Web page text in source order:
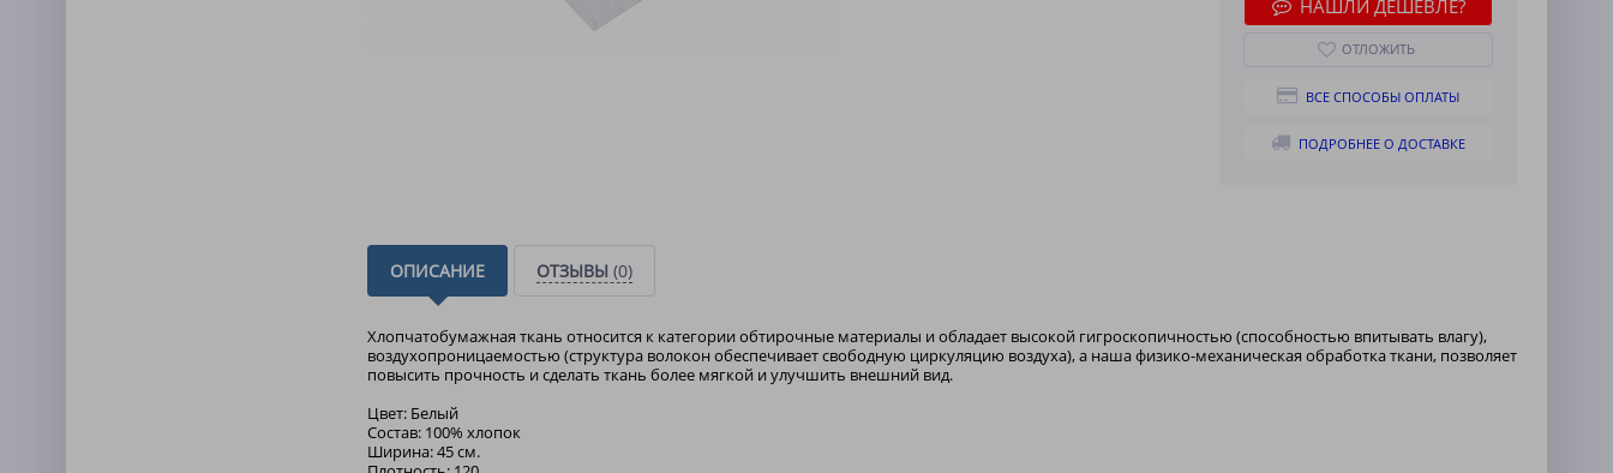
НАШЛИ ДЕШЕВЛЕ?
ОТЛОЖИТЬ
ВСЕ СПОСОБЫ ОПЛАТЫ
ПОДРОБНЕЕ О ДОСТАВКЕ
ОПИСАНИЕ ОТЗЫВЫ (0)
Хлопчатобумажная ткань относится к категории обтирочные материалы и обладает высокой гигроскопичностью (способностью впитывать влагу),
воздухопроницаемостью (структура волокон обеспечивает свободную циркуляцию воздуха), а наша физико-механическая обработка ткани, позволяет
повысить прочность и сделать ткань более мягкой и улучшить внешний вид.
Цвет: Белый
Состав: 100% хлопок
Ширина: 45 см.